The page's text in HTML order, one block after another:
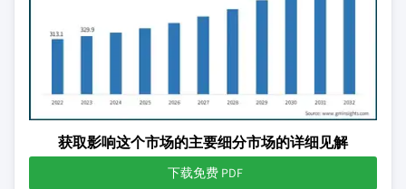
获取影响这个市场的主要细分市场的详细见解
下载免费 PDF